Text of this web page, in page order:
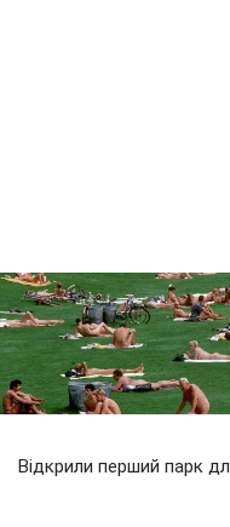
Відкрили перший парк